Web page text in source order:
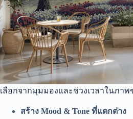
เลือกจากมุมมองและช่วงเวลาในภาพ
สร้าง Mood & Tone ที่แตกต่าง